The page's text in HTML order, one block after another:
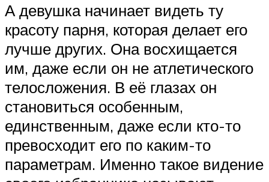
А девушка начинает видеть ту
красоту парня, которая делает его
лучше других. Она восхищается
им, даже если он не атлетического
телосложения. В её глазах он
становиться особенным,
единственным, даже если кто-то
превосходит его по каким-то
параметрам. Именно такое видение